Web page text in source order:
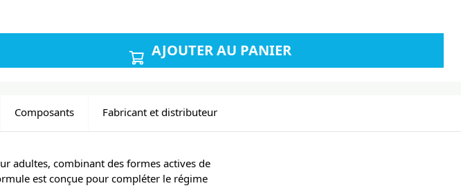
AJOUTER AU PANIER
Composants Fabricant et distributeur
adultes, combinant des formes actives de
est conçue pour compléter le régime